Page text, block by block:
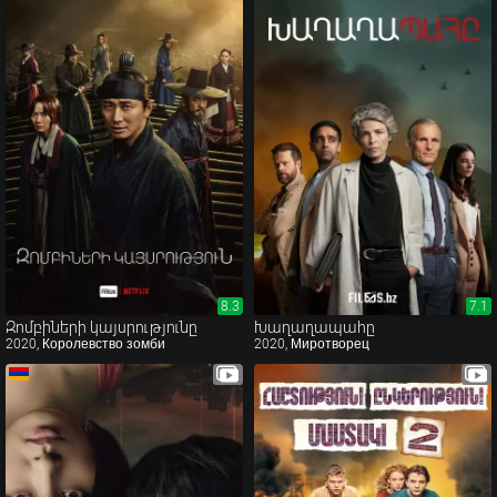
8.3
8.3
Զոմբիների կայսրությունը
2020, Королевство зомби
7.1
7.1
Խաղաղապահը
2020, Миротворец